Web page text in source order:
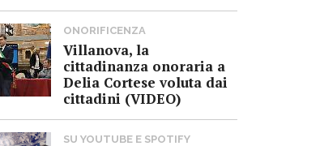
ONORIFICENZA
Villanova, la
cittadinanza onoraria a
Delia Cortese voluta dai
cittadini (VIDEO)
SU YOUTUBE E SPOTIFY